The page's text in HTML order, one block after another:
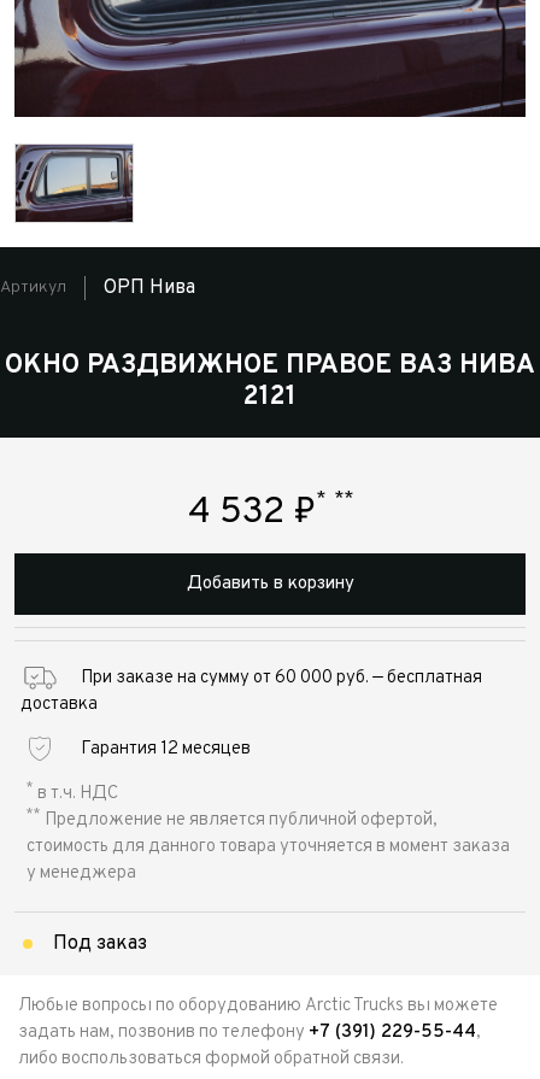
Артикул ОРП Нива
ОКНО РАЗДВИЖНОЕ ПРАВОЕ ВАЗ НИВА
2121
4 532 ₽* **
Добавить в корзину
При заказе на сумму от 60 000 руб. — бесплатная
доставка
Гарантия 12 месяцев
* в т.ч. НДС
** Предложение не является публичной офертой,
стоимость для данного товара уточняется в момент заказа
у менеджера
Под заказ
Любые вопросы по оборудованию Arctic Trucks вы можете
задать нам, позвонив по телефону +7 (391) 229-55-44,
либо воспользоваться формой обратной связи.